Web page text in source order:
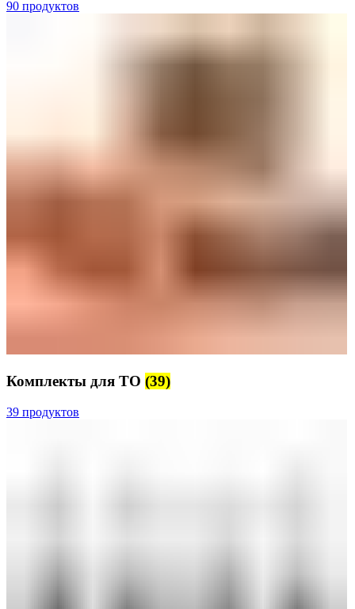
90 продуктов
Комплекты для ТО (39)
39 продуктов